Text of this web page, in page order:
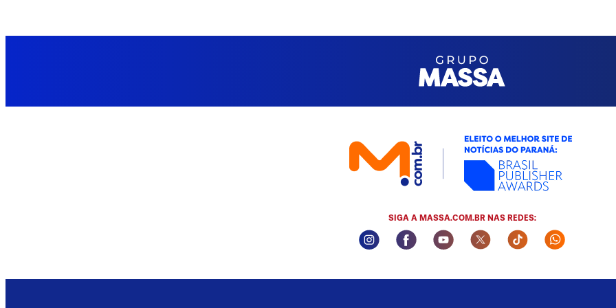
SIGA A MASSA.COM.BR NAS REDES:
Instagram Social Media
Facebook Social Media
Youtube Social Media
Twitter Social Media
Tiktok SocialWhatsapp